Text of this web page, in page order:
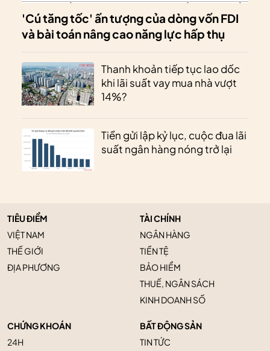
'Cú tăng tốc' ấn tượng của dòng vốn FDI
và bài toán nâng cao năng lực hấp thụ
Thanh khoản tiếp tục lao dốc
khi lãi suất vay mua nhà vượt
14%?
Tiền gửi lập kỷ lục, cuộc đua lãi
suất ngân hàng nóng trở lại
TIÊU ĐIỂM
VIỆT NAM
THẾ GIỚI
ĐỊA PHƯƠNG
TÀI CHÍNH
NGÂN HÀNG
TIỀN TỆ
BẢO HIỂM
THUẾ, NGÂN SÁCH
KINH DOANH SỐ
CHỨNG KHOÁN
24H
BẤT ĐỘNG SẢN
TIN TỨC